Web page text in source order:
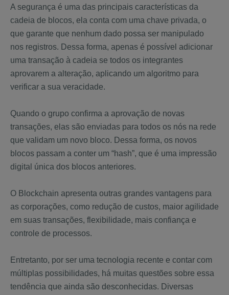
A segurança é uma das principais características da
cadeia de blocos, ela conta com uma chave privada, o
que garante que nenhum dado possa ser manipulado
nos registros. Dessa forma, apenas é possível adicionar
uma transação à cadeia se todos os integrantes
aprovarem a alteração, aplicando um algoritmo para
verificar a sua veracidade.
Quando o grupo confirma a aprovação de novas
transações, elas são enviadas para todos os nós na rede
que validam um novo bloco. Dessa forma, os novos
blocos passam a conter um “hash”, que é uma impressão
digital única dos blocos anteriores.
O Blockchain apresenta outras grandes vantagens para
as corporações, como redução de custos, maior agilidade
em suas transações, flexibilidade, mais confiança e
controle de processos.
Entretanto, por ser uma tecnologia recente e contar com
múltiplas possibilidades, há muitas questões sobre essa
tendência que ainda são desconhecidas. Diversas